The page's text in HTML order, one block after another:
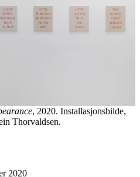
, 2020. Installasjonsbilde,
Thorvaldsen.
2020